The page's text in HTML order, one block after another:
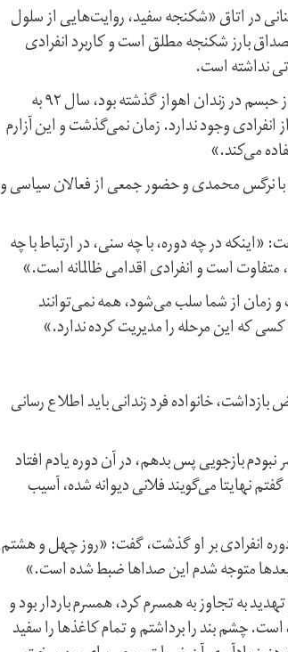
در اتاق «شکنجه سفید، روایت‌هایی از سلول
بارز شکنجه مطلق است و کاربرد انفرادی
نداشته است.
ضیا نبوی، فعال دانشجویی و زندانی سابق، در این اتاق گفت: «چهار سال از حبسم در زندان اهواز گذشته بود، سال ۹۲ به
انفرادی وجود ندارد. زمان نمی‌گذشت و این آزارم
می‌کند.»
روایت‌هایی از سلول انفرادی» روز سه‌شنبه ۱۱ خرداد با نرگس محمدی و حضور جمعی از فعالان سیاسی و
در چه دوره، با چه سنی، در ارتباط با چه
است و انفرادی اقدامی ظالمانه است.»
و زمان از شما سلب می‌شود، همه نمی‌توانند
کسی که این مرحله را مدیریت کرده ندارد.»
خانواده فرد زندانی باید اطلاع رسانی
بازجویی پس بدهم، در آن دوره یادم افتاد
نهایتا می‌گویند فلانی دیوانه شده، آسیب
دوره انفرادی بر او گذشت، گفت: «روز چهل و هشتم
متوجه شدم این صداها ضبط شده است.»
به تجاوز به همسرم کرد، همسرم باردار بود و
چشم بند را برداشتم و تمام کاغذها را سفید